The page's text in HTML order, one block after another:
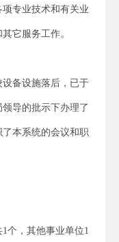
专业技术和有关业
它服务工作。
备设施落后，已于
导的批示下办理了
本系统的会议和职
个，其他事业单位1